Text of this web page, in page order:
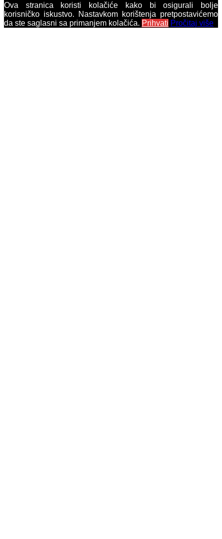
Ova stranica koristi kolačiće kako bi osigurali bolje
korisničko iskustvo. Nastavkom korištenja pretpostavićemo
da ste saglasni sa primanjem kolačića. Prihvati Pročitaj više